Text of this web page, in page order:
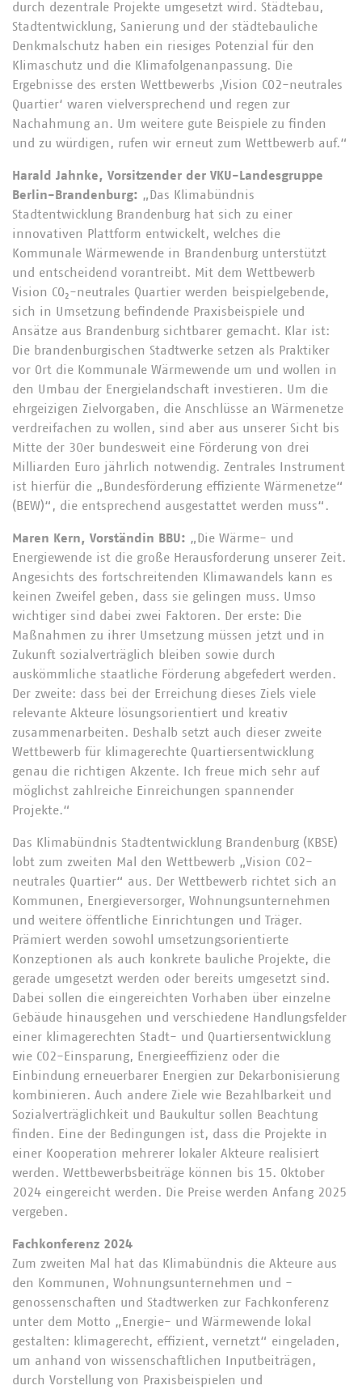
durch dezentrale Projekte umgesetzt wird. Städtebau,
Stadtentwicklung, Sanierung und der städtebauliche
Denkmalschutz haben ein riesiges Potenzial für den
Klimaschutz und die Klimafolgenanpassung. Die
Ergebnisse des ersten Wettbewerbs ‚Vision CO2-neutrales
Quartier‘ waren vielversprechend und regen zur
Nachahmung an. Um weitere gute Beispiele zu finden
und zu würdigen, rufen wir erneut zum Wettbewerb auf.“
Harald Jahnke, Vorsitzender der VKU-Landesgruppe
Berlin-Brandenburg: „Das Klimabündnis
Stadtentwicklung Brandenburg hat sich zu einer
innovativen Plattform entwickelt, welches die
Kommunale Wärmewende in Brandenburg unterstützt
und entscheidend vorantreibt. Mit dem Wettbewerb
Vision CO₂-neutrales Quartier werden beispielgebende,
sich in Umsetzung befindende Praxisbeispiele und
Ansätze aus Brandenburg sichtbarer gemacht. Klar ist:
Die brandenburgischen Stadtwerke setzen als Praktiker
vor Ort die Kommunale Wärmewende um und wollen in
den Umbau der Energielandschaft investieren. Um die
ehrgeizigen Zielvorgaben, die Anschlüsse an Wärmenetze
verdreifachen zu wollen, sind aber aus unserer Sicht bis
Mitte der 30er bundesweit eine Förderung von drei
Milliarden Euro jährlich notwendig. Zentrales Instrument
ist hierfür die „Bundesförderung effiziente Wärmenetze“
(BEW)“, die entsprechend ausgestattet werden muss“.
Maren Kern, Vorständin BBU: „Die Wärme- und
Energiewende ist die große Herausforderung unserer Zeit.
Angesichts des fortschreitenden Klimawandels kann es
keinen Zweifel geben, dass sie gelingen muss. Umso
wichtiger sind dabei zwei Faktoren. Der erste: Die
Maßnahmen zu ihrer Umsetzung müssen jetzt und in
Zukunft sozialverträglich bleiben sowie durch
auskömmliche staatliche Förderung abgefedert werden.
Der zweite: dass bei der Erreichung dieses Ziels viele
relevante Akteure lösungsorientiert und kreativ
zusammenarbeiten. Deshalb setzt auch dieser zweite
Wettbewerb für klimagerechte Quartiersentwicklung
genau die richtigen Akzente. Ich freue mich sehr auf
möglichst zahlreiche Einreichungen spannender
Projekte.“
Das Klimabündnis Stadtentwicklung Brandenburg (KBSE)
lobt zum zweiten Mal den Wettbewerb „Vision CO2-
neutrales Quartier“ aus. Der Wettbewerb richtet sich an
Kommunen, Energieversorger, Wohnungsunternehmen
und weitere öffentliche Einrichtungen und Träger.
Prämiert werden sowohl umsetzungsorientierte
Konzeptionen als auch konkrete bauliche Projekte, die
gerade umgesetzt werden oder bereits umgesetzt sind.
Dabei sollen die eingereichten Vorhaben über einzelne
Gebäude hinausgehen und verschiedene Handlungsfelder
einer klimagerechten Stadt- und Quartiersentwicklung
wie CO2-Einsparung, Energieeffizienz oder die
Einbindung erneuerbarer Energien zur Dekarbonisierung
kombinieren. Auch andere Ziele wie Bezahlbarkeit und
Sozialverträglichkeit und Baukultur sollen Beachtung
finden. Eine der Bedingungen ist, dass die Projekte in
einer Kooperation mehrerer lokaler Akteure realisiert
werden. Wettbewerbsbeiträge können bis 15. Oktober
2024 eingereicht werden. Die Preise werden Anfang 2025
vergeben.
Fachkonferenz 2024
Zum zweiten Mal hat das Klimabündnis die Akteure aus
den Kommunen, Wohnungsunternehmen und -
genossenschaften und Stadtwerken zur Fachkonferenz
unter dem Motto „Energie- und Wärmewende lokal
gestalten: klimagerecht, effizient, vernetzt“ eingeladen,
um anhand von wissenschaftlichen Inputbeiträgen,
durch Vorstellung von Praxisbeispielen und